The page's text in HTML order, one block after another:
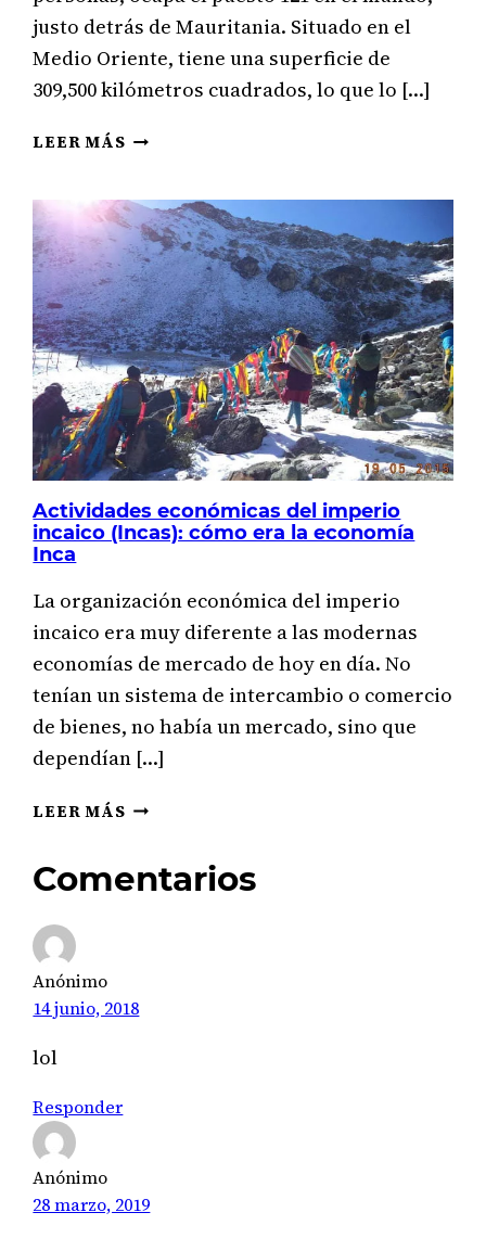
justo detrás de Mauritania. Situado en el
Medio Oriente, tiene una superficie de
309,500 kilómetros cuadrados, lo que lo […]
LEER MÁS ECONOMÍA
POR
SECTORES:
PRIMARIO,
SECUNDARIO,
TERCIARIO
Y
CUATERNARIO
Actividades económicas del imperio
incaico (Incas): cómo era la economía
Inca
La organización económica del imperio
incaico era muy diferente a las modernas
economías de mercado de hoy en día. No
tenían un sistema de intercambio o comercio
de bienes, no había un mercado, sino que
dependían […]
LEER MÁS ACTIVIDADES
IMPERIO
LA
Comentarios
Anónimo
14 junio, 2018
lol
Responder
Anónimo
28 marzo, 2019